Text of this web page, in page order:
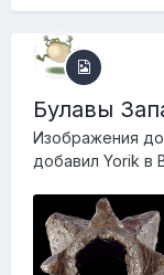
Булавы
Изображения
добавил Yorik в